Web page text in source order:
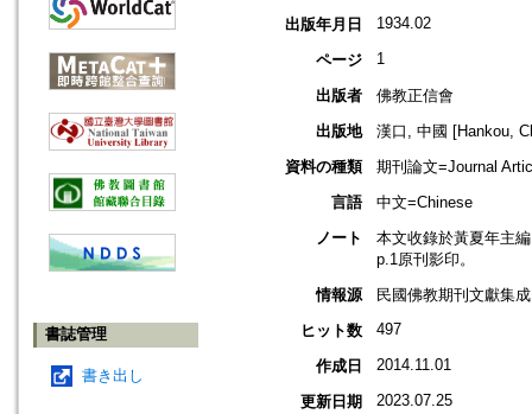
書誌管理
書き出し
出版年月日 1934.02
ページ 1
出版者
佛教正信會
出版地
漢口, 中國 [Hankou,
資料の種類
期刊論文=Journal
言語
中文=Chinese
ノート
本文收錄於黃夏年主
p.1原刊影印。
情報源
民國佛教期刊文獻集
ヒット数
497
作成日 2014.11.01
更新日期 2023.07.25